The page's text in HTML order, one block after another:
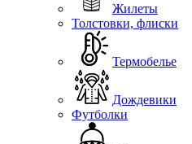
Жилеты
Толстовки, флиски
Термобелье
Дождевики
Футболки